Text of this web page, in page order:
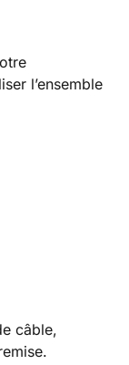
l’ensemble
câble,